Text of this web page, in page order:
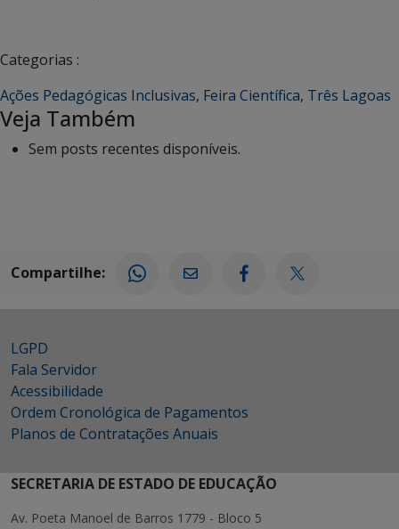
Categorias :
Ações Pedagógicas Inclusivas, Feira Científica, Três Lagoas
Veja Também
Sem posts recentes disponíveis.
Compartilhe:
LGPD
Fala Servidor
Acessibilidade
Ordem Cronológica de Pagamentos
Planos de Contratações Anuais
SECRETARIA DE ESTADO DE EDUCAÇÃO
Av. Poeta Manoel de Barros 1779 - Bloco 5